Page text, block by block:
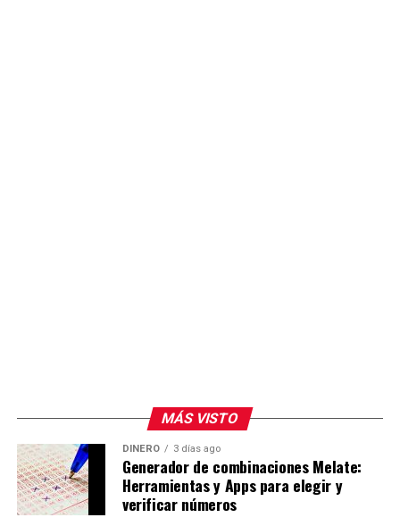
MÁS VISTO
DINERO 3 días ago
Generador de combinaciones Melate:
Herramientas y Apps para elegir y
verificar números